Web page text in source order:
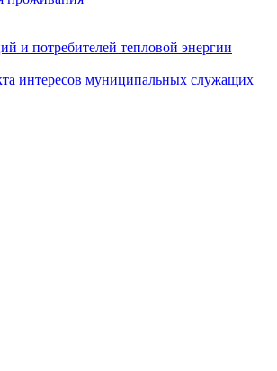
и потребителей тепловой энергии
интересов муниципальных служащих